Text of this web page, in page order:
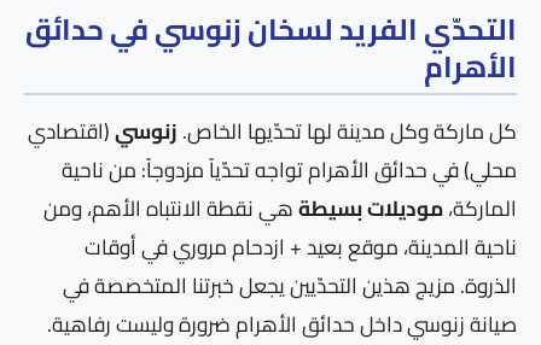
التحدّي الفريد لسخان زنوسي في حدائق
الأهرام
كل ماركة وكل مدينة لها تحدّيها الخاص.زنوسي(اقتصادي
محلي) في حدائق الأهرام تواجه تحدّياً مزدوجاً: من ناحية
الماركة،موديلات بسيطةهي نقطة الانتباه الأهم، ومن
ناحية المدينة، موقع بعيد + ازدحام مروري في أوقات
الذروة. مزيج هذين التحدّيين يجعل خبرتنا المتخصصة في
صيانة زنوسي داخل حدائق الأهرام ضرورة وليست رفاهية.